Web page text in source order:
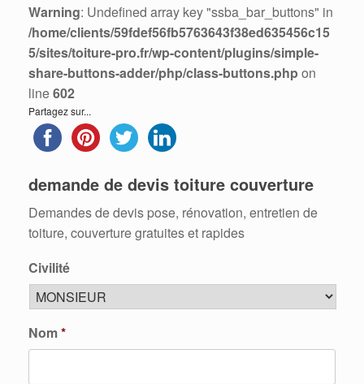
Warning: Undefined array key "ssba_bar_buttons" in
/home/clients/59fdef56fb5763643f38ed635456c15
5/sites/toiture-pro.fr/wp-content/plugins/simple-
share-buttons-adder/php/class-buttons.php on
line602
Partagez sur...
demande de devis toiture couverture
Demandes de devis pose, rénovation, entretien de
toiture, couverture gratuites et rapides
Civilité
Nom*